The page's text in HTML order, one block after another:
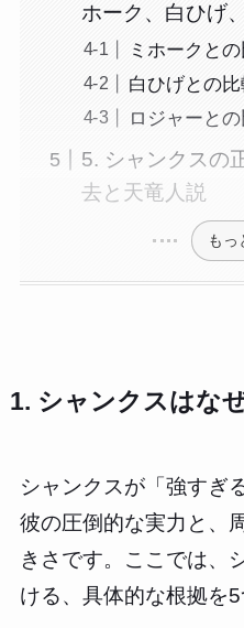
ホーク、白ひげ
ミホークと
白ひげとの比
ロジャーと
5. シャンクスの
去と天竜人説
もっ
1. シャンクスはな
シャンクスが「強すぎ
彼の圧倒的な実力と、
きさです。ここでは、
ける、具体的な根拠を5